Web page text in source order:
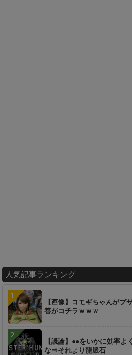
人気記事ランキング
【画像】ヨモギちゃんがブ
答がコチラｗｗｗ
【議論】●●をいかに効率よ
な⇒それより龍脈石